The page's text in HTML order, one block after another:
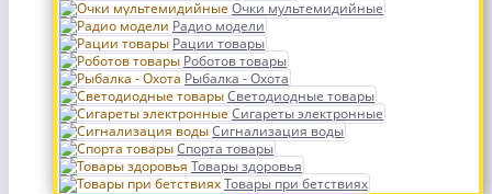
Очки мультемидийные
Радио модели
Рации товары
Роботов товары
Рыбалка - Охота
Светодиодные товары
Сигареты электронные
Сигнализация воды
Спорта товары
Товары здоровья
Товары при бетствиях